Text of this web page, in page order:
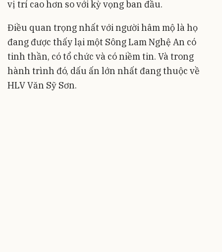
vị trí cao hơn so với kỳ vọng ban đầu.
Điều quan trọng nhất với người hâm mộ là họ
đang được thấy lại một Sông Lam Nghệ An có
tinh thần, có tổ chức và có niềm tin. Và trong
hành trình đó, dấu ấn lớn nhất đang thuộc về
HLV Văn Sỹ Sơn.